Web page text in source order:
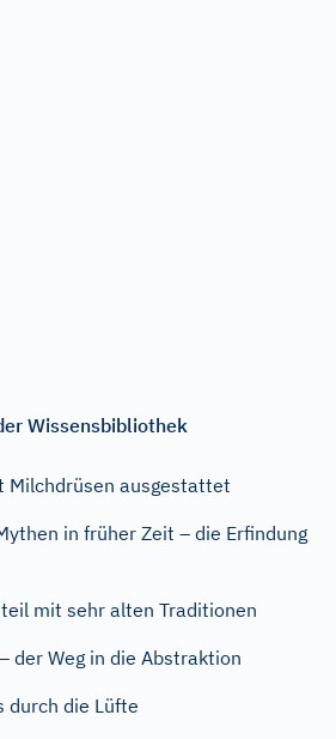
Wissensbibliothek
Milchdrüsen ausgestattet
in früher Zeit – die Erfindung
mit sehr alten Traditionen
der Weg in die Abstraktion
durch die Lüfte